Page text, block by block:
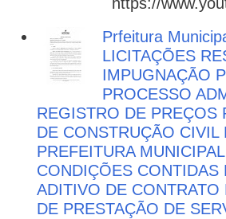
Prfeitura
LICITAÇÕES
IMPUGNAÇÃO
PROCESSO
REGISTRO DE PREÇOS
DE CONSTRUÇÃO CIVIL
PREFEITURA
CONDIÇÕES CONTIDAS
ADITIVO DE
DE PRESTAÇÃO DE